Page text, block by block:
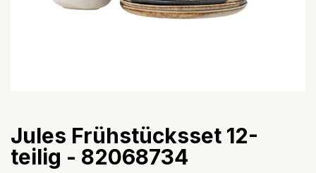
Jules Frühstücksset 12-
teilig - 82068734